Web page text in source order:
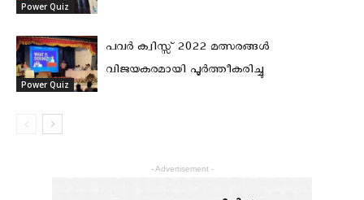
Power Quiz
Power Quiz
പവർ ക്വിസ്സ് 2022 മത്സരങ്ങൾ
വിജയകരമായി പൂർത്തീകരിച്ചു
- Advertisement -